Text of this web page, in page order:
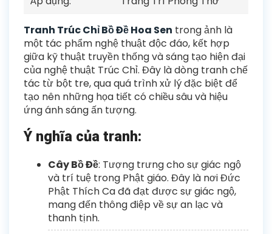
Tranh Trúc Chỉ Bồ Đề Hoa Sen trong ảnh là
một tác phẩm nghệ thuật độc đáo, kết hợp
giữa kỹ thuật truyền thống và sáng tạo hiện đại
của nghệ thuật Trúc Chỉ. Đây là dòng tranh chế
tác từ bột tre, qua quá trình xử lý đặc biệt để
tạo nên những họa tiết có chiều sâu và hiệu
ứng ánh sáng ấn tượng.
Ý nghĩa của tranh:
Cây Bồ Đề: Tượng trưng cho sự giác ngộ
và trí tuệ trong Phật giáo. Đây là nơi Đức
Phật Thích Ca đã đạt được sự giác ngộ,
mang đến thông điệp về sự an lạc và
thanh tịnh.